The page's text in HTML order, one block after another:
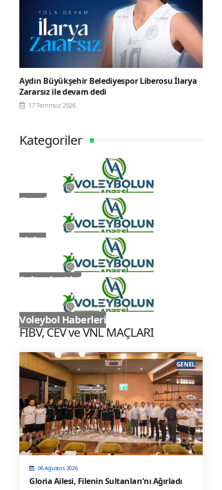
Aydın Büyükşehir Belediyespor Liberosu İlarya
Zararsız ile devam dedi
17 Temmuz 2026
Kategoriler
Genel
Ligler
Sultanlar Ligi
Voleybol Haberleri
FIBV, CEV ve VNL MAÇLARI
06 Ağustos 2026
Gloria Ailesi, Filenin Sultanları'nı Ağırladı
GENEL